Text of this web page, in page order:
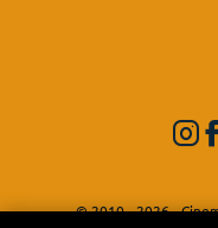
© 2010 - 2026 -